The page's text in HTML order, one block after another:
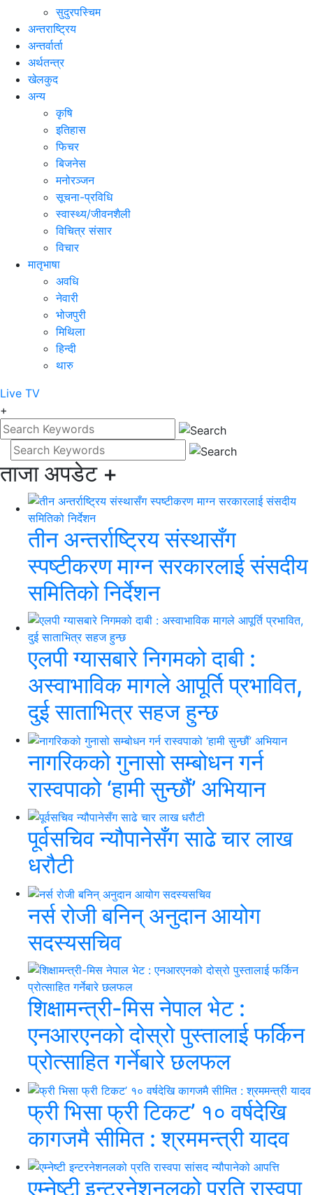
सुदुरपस्चिम
अन्तराष्ट्रिय
अन्तर्वार्ता
अर्थतन्त्र
खेलकुद
अन्य
कृषि
इतिहास
फिचर
बिजनेस
मनोरञ्जन
सूचना-प्रविधि
स्वास्थ्य/जीवनशैली
विचित्र संसार
विचार
मातृभाषा
अवधि
नेवारी
भोजपुरी
मिथिला
हिन्दी
थारु
Live TV
+
ताजा अपडेट +
तीन अन्तर्राष्ट्रिय संस्थासँग
स्पष्टीकरण माग्न सरकारलाई संसदीय
समितिको निर्देशन
एलपी ग्यासबारे निगमको दाबी :
अस्वाभाविक मागले आपूर्ति प्रभावित,
दुई साताभित्र सहज हुन्छ
नागरिकको गुनासो सम्बोधन गर्न
रास्वपाको ‘हामी सुन्छौं’ अभियान
पूर्वसचिव न्यौपानेसँग साढे चार लाख
धरौटी
नर्स रोजी बनिन् अनुदान आयोग
सदस्यसचिव
शिक्षामन्त्री-मिस नेपाल भेट :
एनआरएनको दोस्रो पुस्तालाई फर्किन
प्रोत्साहित गर्नेबारे छलफल
फ्री भिसा फ्री टिकट’ १० वर्षदेखि
कागजमै सीमित : श्रममन्त्री यादव
एम्नेष्टी इन्टरनेशनलको प्रति रास्वपा